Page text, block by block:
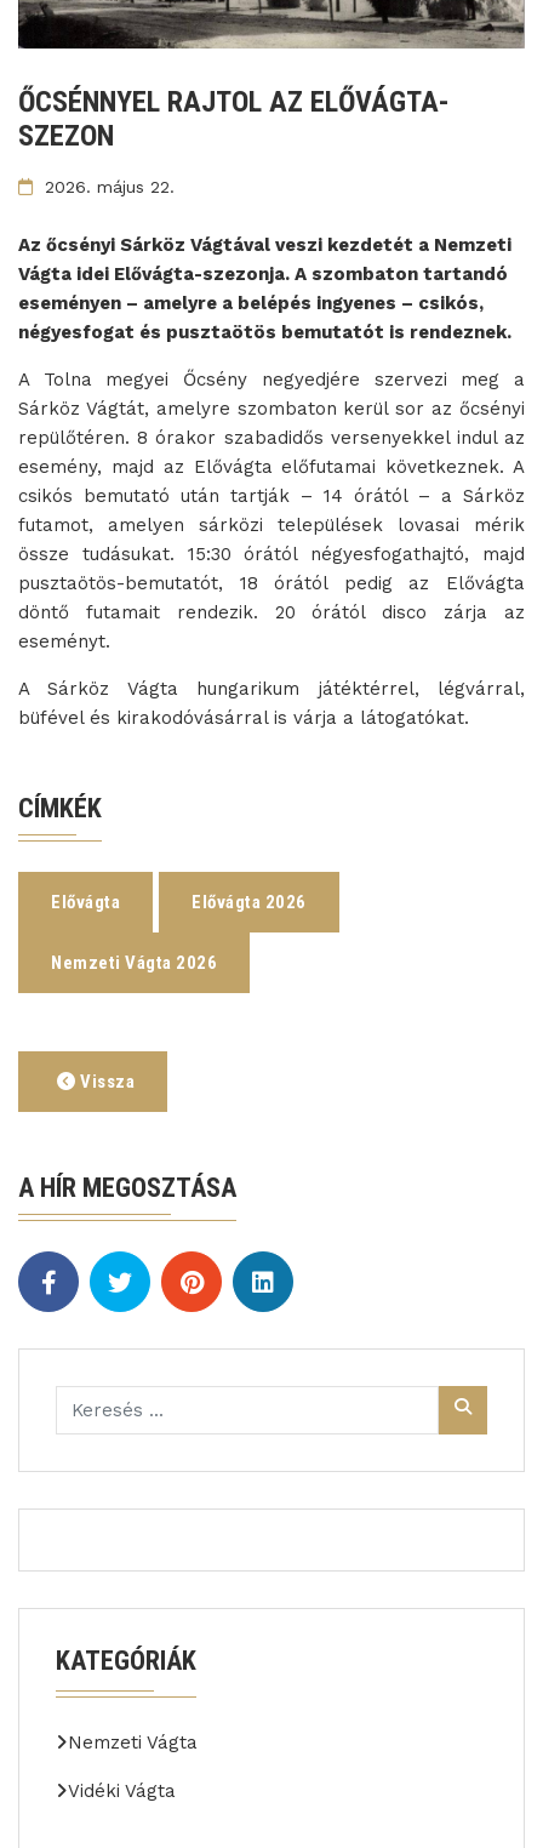
ŐCSÉNNYEL RAJTOL AZ ELŐVÁGTA-
SZEZON
2026. május 22.
Az őcsényi Sárköz Vágtával veszi kezdetét a Nemzeti
Vágta idei Elővágta-szezonja. A szombaton tartandó
eseményen – amelyre a belépés ingyenes – csikós,
négyesfogat és pusztaötös bemutatót is rendeznek.
A Tolna megyei Őcsény negyedjére szervezi meg a
Sárköz Vágtát, amelyre szombaton kerül sor az őcsényi
repülőtéren. 8 órakor szabadidős versenyekkel indul az
esemény, majd az Elővágta előfutamai következnek. A
csikós bemutató után tartják – 14 órától – a Sárköz
futamot, amelyen sárközi települések lovasai mérik
össze tudásukat. 15:30 órától négyesfogathajtó, majd
pusztaötös-bemutatót, 18 órától pedig az Elővágta
döntő futamait rendezik. 20 órától disco zárja az
eseményt.
A Sárköz Vágta hungarikum játéktérrel, légvárral,
büfével és kirakodóvásárral is várja a látogatókat.
CÍMKÉK
Elővágta Elővágta 2026
Nemzeti Vágta 2026
Vissza
A HÍR MEGOSZTÁSA
KATEGÓRIÁK
Nemzeti Vágta
Vidéki Vágta